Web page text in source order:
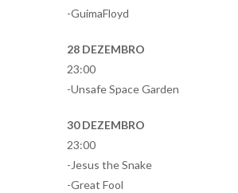
-GuimaFloyd
28 DEZEMBRO
23:00
-Unsafe Space Garden
30 DEZEMBRO
23:00
-Jesus the Snake
-Great Fool